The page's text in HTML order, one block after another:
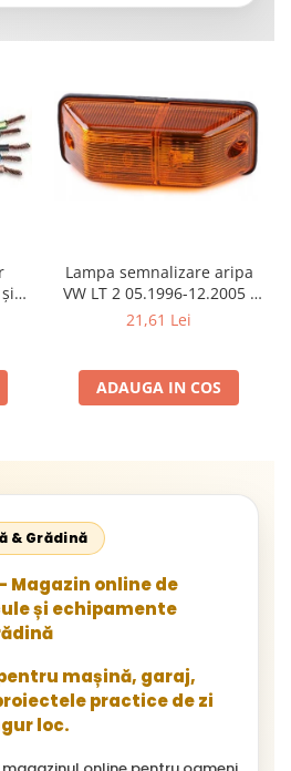
Lampa semnalizare aripa
VW LT 2 05.1996-12.2005 ;
Mercedes Sprinter 1995-
Neoplan Euroliner,
Starliner,Centroliner,
21,61 Lei
ADAUGA IN COS
& Grădină
Magazin online de
și echipamente
mașină, garaj,
practice de zi
loc.